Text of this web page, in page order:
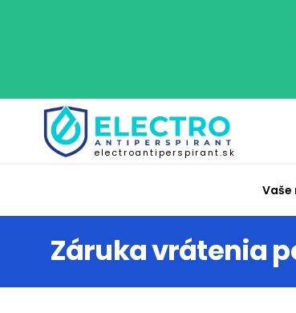
electroantiperspirant.sk
Vaše
Záruka vrátenia